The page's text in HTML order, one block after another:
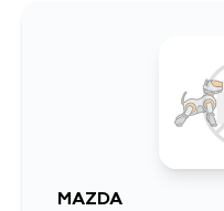
MAZDA